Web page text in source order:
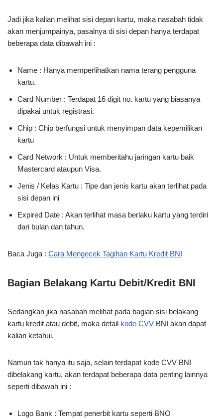
Jadi jika kalian melihat sisi depan kartu, maka nasabah tidak
akan menjumpainya, pasalnya di sisi depan hanya terdapat
beberapa data dibawah ini :
Name : Hanya memperlihatkan nama terang pengguna
kartu.
Card Number : Terdapat 16 digit no. kartu yang biasanya
dipakai untuk registrasi.
Chip : Chip berfungsi untuk menyimpan data kepemilikan
kartu
Card Network : Untuk memberitahu jaringan kartu baik
Mastercard ataupun Visa.
Jenis / Kelas Kartu : Tipe dan jenis kartu akan terlihat pada
sisi depan ini
Expired Date : Akan terlihat masa berlaku kartu yang terdiri
dari bulan dan tahun.
Baca Juga : Cara Mengecek Tagihan Kartu Kredit BNI
Bagian Belakang Kartu Debit/Kredit BNI
Sedangkan jika nasabah melihat pada bagian sisi belakang
kartu kredit atau debit, maka detail kode CVV BNI akan dapat
kalian ketahui.
Namun tak hanya itu saja, selain terdapat kode CVV BNI
dibelakang kartu, akan terdapat beberapa data penting lainnya
seperti dibawah ini :
Logo Bank : Tempat penerbit kartu seperti BNO